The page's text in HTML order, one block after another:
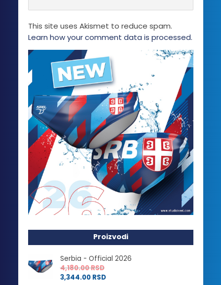
na
stranici
This site uses Akismet to reduce spam.
Learn how your comment data is processed.
Proizvodi
Serbia - Official 2026
4,180.00RSD
3,344.00 RSD